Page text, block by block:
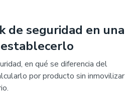
de seguridad en una
en qué se diferencia del
por producto sin inmovilizar